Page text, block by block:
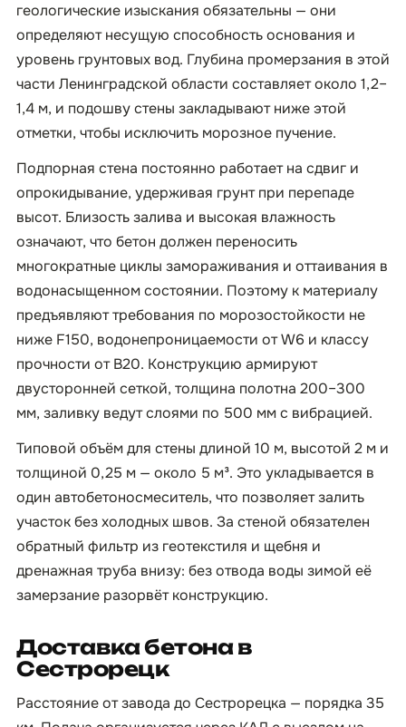
геологические изыскания обязательны — они
определяют несущую способность основания и
уровень грунтовых вод. Глубина промерзания в этой
части Ленинградской области составляет около 1,2–
1,4 м, и подошву стены закладывают ниже этой
отметки, чтобы исключить морозное пучение.
Подпорная стена постоянно работает на сдвиг и
опрокидывание, удерживая грунт при перепаде
высот. Близость залива и высокая влажность
означают, что бетон должен переносить
многократные циклы замораживания и оттаивания в
водонасыщенном состоянии. Поэтому к материалу
предъявляют требования по морозостойкости не
ниже F150, водонепроницаемости от W6 и классу
прочности от B20. Конструкцию армируют
двусторонней сеткой, толщина полотна 200–300
мм, заливку ведут слоями по 500 мм с вибрацией.
Типовой объём для стены длиной 10 м, высотой 2 м и
толщиной 0,25 м — около 5 м³. Это укладывается в
один автобетоносмеситель, что позволяет залить
участок без холодных швов. За стеной обязателен
обратный фильтр из геотекстиля и щебня и
дренажная труба внизу: без отвода воды зимой её
замерзание разорвёт конструкцию.
Доставка бетона в
Сестрорецк
Расстояние от завода до Сестрорецка — порядка 35